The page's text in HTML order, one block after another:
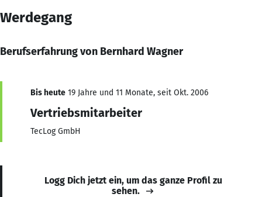
Werdegang
Berufserfahrung von Bernhard Wagner
Bis heute 19 Jahre und 11 Monate, seit Okt. 2006
Vertriebsmitarbeiter
TecLog GmbH
Logg Dich jetzt ein, um das ganze Profil zu
sehen.